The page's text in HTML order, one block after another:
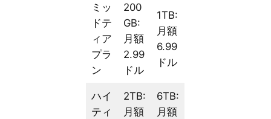
ミッ
ドテ
ィア
プラ
ン
200
GB:
月額
2.99
ドル
1TB:
月額
6.99
ドル
ハイ
ティ
2TB:
月額
6TB:
月額